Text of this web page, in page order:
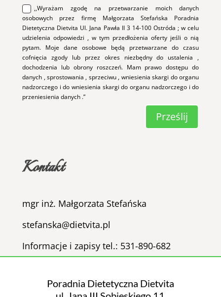
,,Wyrażam zgodę na przetwarzanie moich danych
osobowych przez firmę Małgorzata Stefańska Poradnia
Dietetyczna Dietvita Ul. Jana Pawła II 3 14-100 Ostróda ; w celu
udzielenia odpowiedzi , w tym przedłożenia oferty jeśli o nią
pytam. Moje dane osobowe będą przetwarzane do czasu
cofnięcia zgody lub przez okres niezbędny do ustalenia ,
dochodzenia lub obrony roszczeń. Mam prawo dostępu do
danych , sprostowania , sprzeciwu , wniesienia skargi do organu
nadzorczego i do wniesienia skargi do organu nadzorczego i do
przeniesienia danych .”
Prześlij
Kontakt
mgr inż. Małgorzata Stefańska
stefanska@dietvita.pl
Informacje i zapisy tel.: 531-890-682
Poradnia Dietetyczna Dietvita